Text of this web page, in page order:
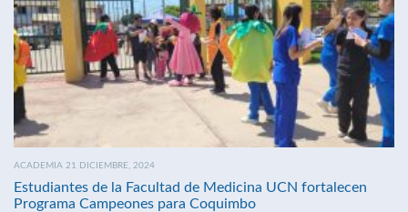
ACADEMIA 21 DICIEMBRE, 2024
Estudiantes de la Facultad de Medicina UCN fortalecen
Programa Campeones para Coquimbo